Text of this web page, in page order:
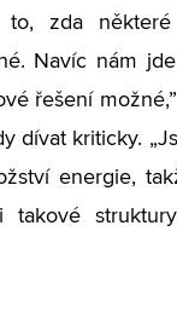
zda některé
Navíc nám
řešení
dívat kriticky.
energie,